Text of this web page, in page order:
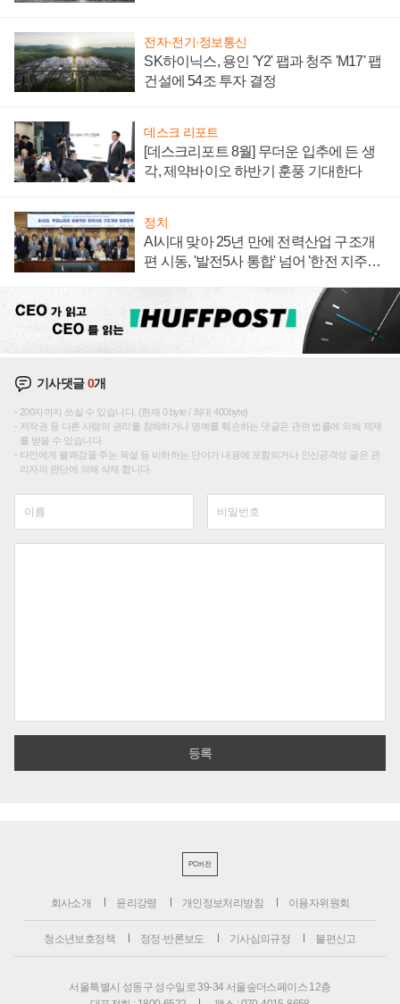
전자·전기·정보통신
SK하이닉스, 용인 'Y2' 팹과 청주 'M17' 팹
건설에 54조 투자 결정
데스크 리포트
[데스크리포트 8월] 무더운 입추에 든 생
각, 제약바이오 하반기 훈풍 기대한다
정치
AI시대 맞아 25년 만에 전력산업 구조개
편 시동, '발전5사 통합' 넘어 '한전 지주사'
기사댓글0개
200자까지 쓰실 수 있습니다. (현재 0 byte / 최대 400byte)
저작권 등 다른 사람의 권리를 침해하거나 명예를 훼손하는 댓글은 관련 법률에 의해 제재
를 받을 수 있습니다.
타인에게 불쾌감을 주는 욕설 등 비하하는 단어가 내용에 포함되거나 인신공격성 글은 관
리자의 판단에 의해 삭제 합니다.
PC버전
회사소개 윤리강령 개인정보처리방침 이용자위원회
청소년보호정책 정정·반론보도 기사심의규정 불편신고
서울특별시 성동구 성수일로 39-34 서울숲더스페이스 12층